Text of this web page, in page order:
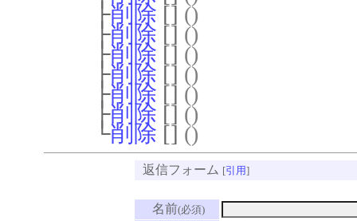
├削除 [] ()
├削除 [] ()
├削除 [] ()
├削除 [] ()
├削除 [] ()
├削除 [] ()
└削除 [] ()
返信フォーム [引用]
名前(必須)